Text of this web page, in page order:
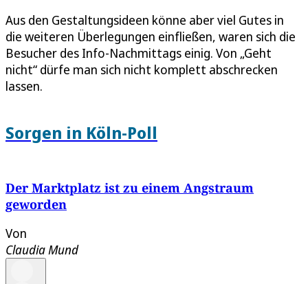
Aus den Gestaltungsideen könne aber viel Gutes in
die weiteren Überlegungen einfließen, waren sich die
Besucher des Info-Nachmittags einig. Von „Geht
nicht“ dürfe man sich nicht komplett abschrecken
lassen.
Sorgen in Köln-Poll
Der Marktplatz ist zu einem Angstraum
geworden
Von
Claudia Mund